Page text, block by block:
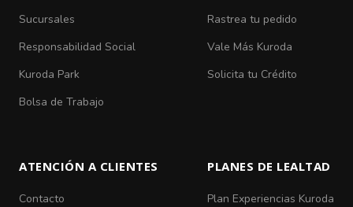
Sucursales
Responsabilidad Social
Kuroda Park
Bolsa de Trabajo
Rastrea tu pedido
Vale Más Kuroda
Solicita tu Crédito
ATENCIÓN A CLIENTES
Contacto
PLANES DE LEALTAD
Plan Experiencias Kuroda